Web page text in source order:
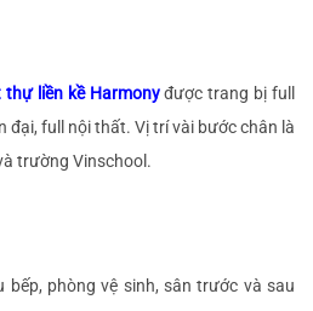
thự liền kề Harmonyđược trang bị full
đại, full nội thất. Vị trí vài bước chân là
trường Vinschool.
bếp, phòng vệ sinh, sân trước và sau